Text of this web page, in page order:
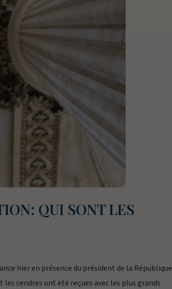
QUI SONT LES
hier en présence du président de la République
cendres ont été reçues avec les plus grands